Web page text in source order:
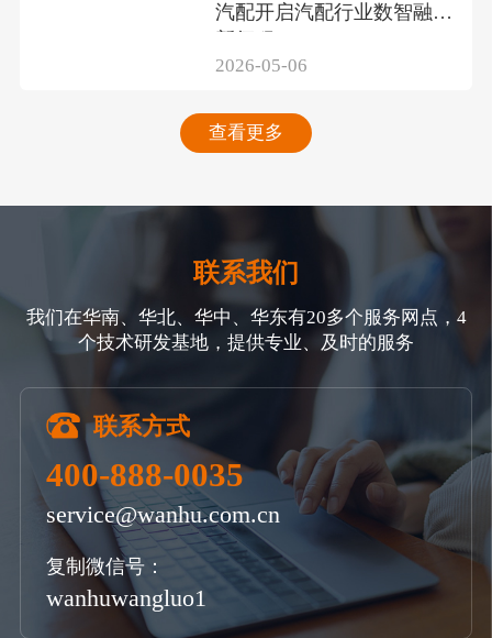
汽配开启汽配行业数智融合
2026-05-06
查看更多
联系我们
我们在华南、华北、华中、华东有20多个服务网点，4
个技术研发基地，提供专业、及时的服务
联系方式
400-888-0035
service@wanhu.com.cn
复制微信号：
wanhuwangluo1